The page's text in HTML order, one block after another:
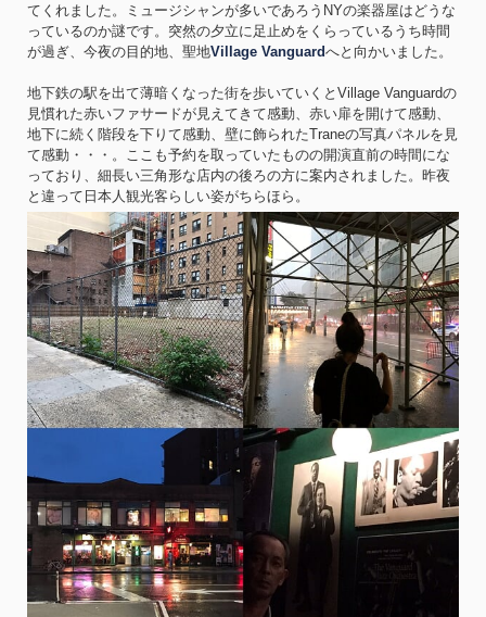
てくれました。ミュージシャンが多いであろうNYの楽器屋はどうな
っているのか謎です。突然の夕立に足止めをくらっているうち時間
が過ぎ、今夜の目的地、聖地Village Vanguardへと向かいました。
地下鉄の駅を出て薄暗くなった街を歩いていくとVillage Vanguardの
見慣れた赤いファサードが見えてきて感動、赤い扉を開けて感動、
地下に続く階段を下りて感動、壁に飾られたTraneの写真パネルを見
て感動・・・。ここも予約を取っていたものの開演直前の時間にな
っており、細長い三角形な店内の後ろの方に案内されました。昨夜
と違って日本人観光客らしい姿がちらほら。